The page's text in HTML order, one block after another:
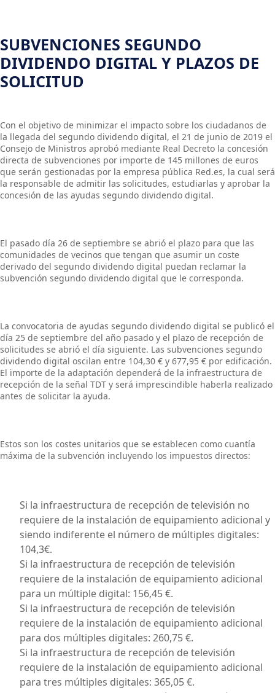
SUBVENCIONES SEGUNDO
DIVIDENDO DIGITAL Y PLAZOS DE
SOLICITUD
Con el objetivo de minimizar el impacto sobre los ciudadanos de
la llegada del segundo dividendo digital, el 21 de junio de 2019 el
Consejo de Ministros aprobó mediante Real Decreto la concesión
directa de subvenciones por importe de 145 millones de euros
que serán gestionadas por la empresa pública Red.es, la cual será
la responsable de admitir las solicitudes, estudiarlas y aprobar la
concesión de las ayudas segundo dividendo digital.
El pasado día 26 de septiembre se abrió el plazo para que las
comunidades de vecinos que tengan que asumir un coste
derivado del segundo dividendo digital puedan reclamar la
subvención segundo dividendo digital que le corresponda.
La convocatoria de ayudas segundo dividendo digital se publicó el
día 25 de septiembre del año pasado y el plazo de recepción de
solicitudes se abrió el día siguiente. Las subvenciones segundo
dividendo digital oscilan entre 104,30 € y 677,95 € por edificación.
El importe de la adaptación dependerá de la infraestructura de
recepción de la señal TDT y será imprescindible haberla realizado
antes de solicitar la ayuda.
Estos son los costes unitarios que se establecen como cuantía
máxima de la subvención incluyendo los impuestos directos:
Si la infraestructura de recepción de televisión no
requiere de la instalación de equipamiento adicional y
siendo indiferente el número de múltiples digitales:
104,3€.
Si la infraestructura de recepción de televisión
requiere de la instalación de equipamiento adicional
para un múltiple digital: 156,45 €.
Si la infraestructura de recepción de televisión
requiere de la instalación de equipamiento adicional
para dos múltiples digitales: 260,75 €.
Si la infraestructura de recepción de televisión
requiere de la instalación de equipamiento adicional
para tres múltiples digitales: 365,05 €.